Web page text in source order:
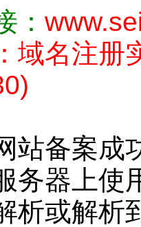
：
域名注册
站备案成
务器上使
析或解析